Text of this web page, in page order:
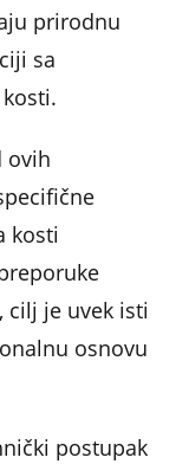
prirodnu
sa
ovih
kosti
cilj je uvek isti
osnovu
postupak